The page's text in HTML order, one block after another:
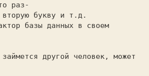
раз-
вторую букву и т.д.